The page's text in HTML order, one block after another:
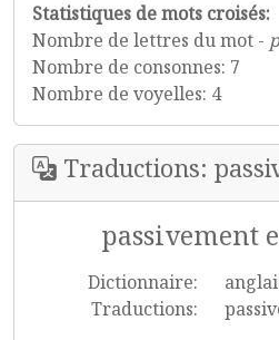
Statistiques de mots croisés:
Nombre de lettres du mot -
Nombre de consonnes: 7
Nombre de voyelles: 4
Traductions:
passivement
Dictionnaire:
Traductions: